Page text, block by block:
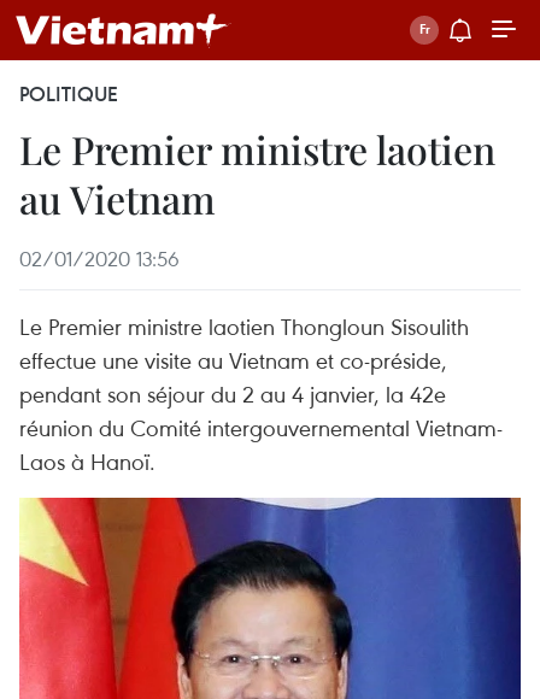
POLITIQUE
Le Premier ministre laotien
au Vietnam
02/01/2020 13:56
Le Premier ministre laotien Thongloun Sisoulith
effectue une visite au Vietnam et co-préside,
pendant son séjour du 2 au 4 janvier, la 42e
réunion du Comité intergouvernemental Vietnam-
Laos à Hanoï.